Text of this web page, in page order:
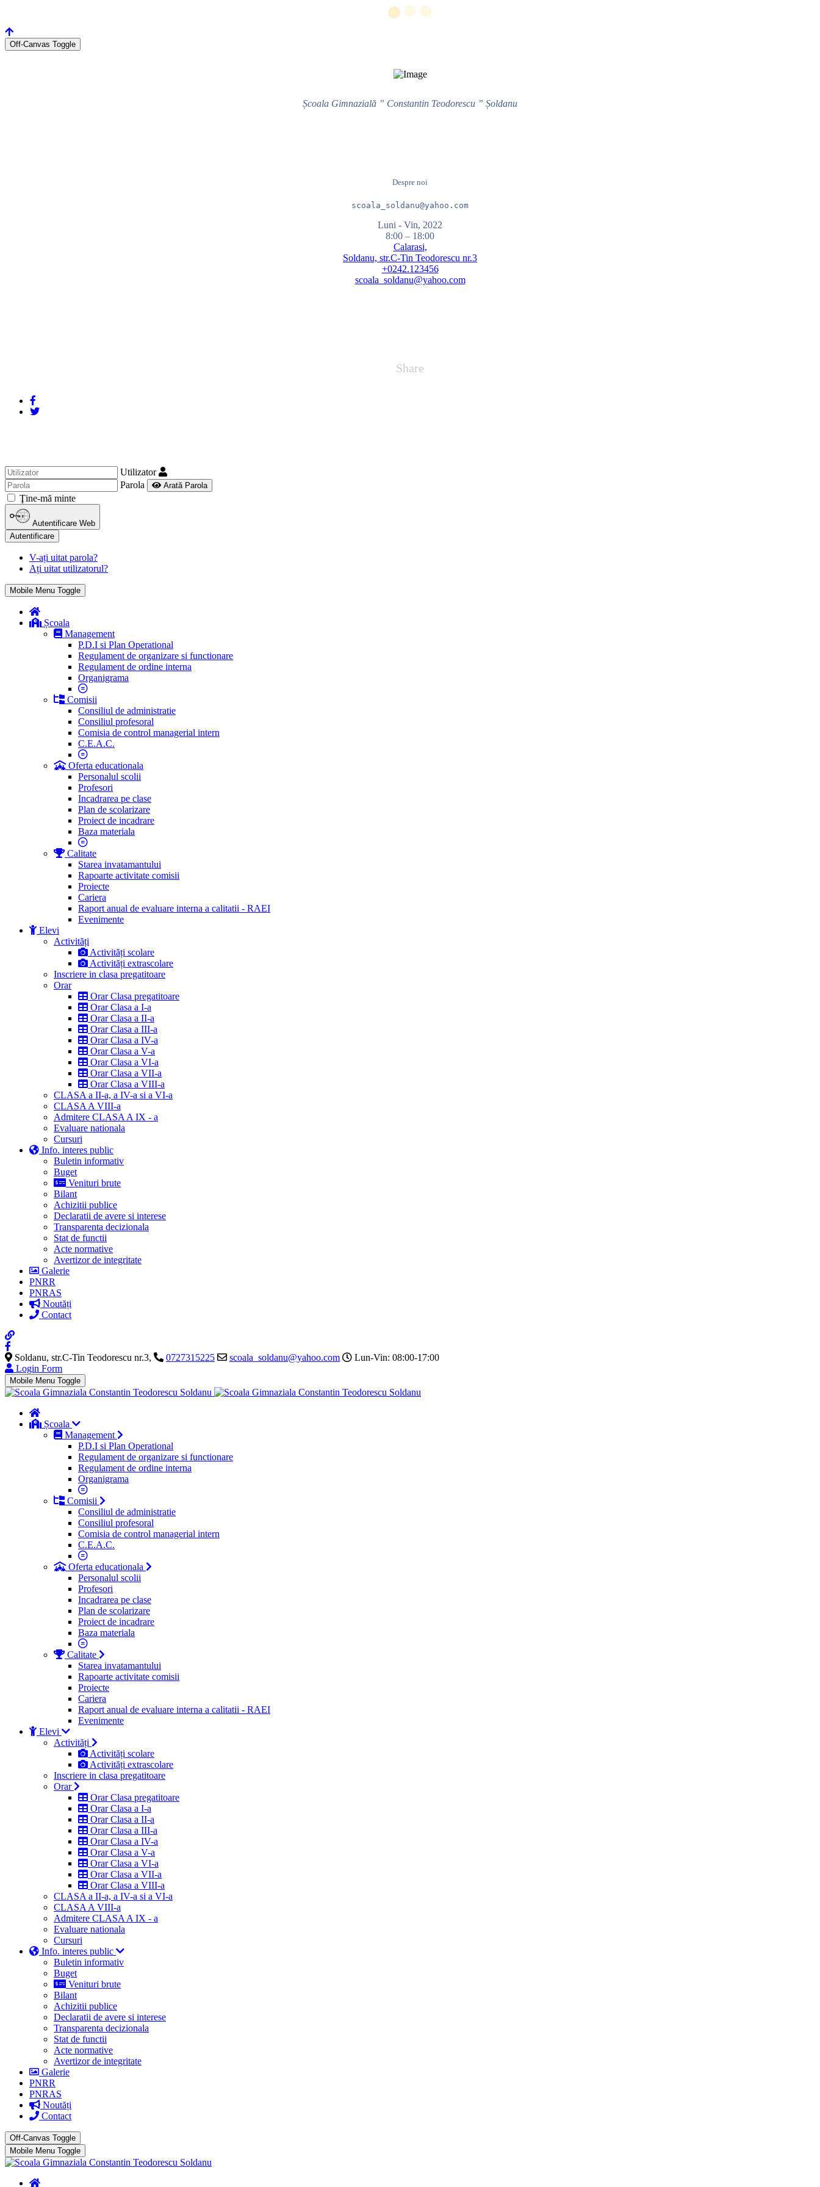
Off-Canvas Toggle
Școala Gimnazială ” Constantin Teodorescu ” Șoldanu
Despre noi
scoala_soldanu@yahoo.com
Luni - Vin, 2022
8:00 – 18:00
Calarasi,
Soldanu, str.C-Tin Teodorescu nr.3
+0242.123456
scoala_soldanu@yahoo.com
Share
Utilizator
Parola
Arată Parola
Ţine-mă minte
Autentificare Web
Autentificare
V-ați uitat parola?
Ați uitat utilizatorul?
Mobile Menu Toggle
Școala
Management
P.D.I si Plan Operational
Regulament de organizare si functionare
Regulament de ordine interna
Organigrama
Comisii
Consiliul de administratie
Consiliul profesoral
Comisia de control managerial intern
C.E.A.C.
Oferta educationala
Personalul scolii
Profesori
Incadrarea pe clase
Plan de scolarizare
Proiect de incadrare
Baza materiala
Calitate
Starea invatamantului
Rapoarte activitate comisii
Proiecte
Cariera
Raport anual de evaluare interna a calitatii - RAEI
Evenimente
Elevi
Activități
Activități scolare
Activități extrascolare
Inscriere in clasa pregatitoare
Orar
Orar Clasa pregatitoare
Orar Clasa a I-a
Orar Clasa a II-a
Orar Clasa a III-a
Orar Clasa a IV-a
Orar Clasa a V-a
Orar Clasa a VI-a
Orar Clasa a VII-a
Orar Clasa a VIII-a
CLASA a II-a, a IV-a si a VI-a
CLASA A VIII-a
Admitere CLASA A IX - a
Evaluare nationala
Cursuri
Info. interes public
Buletin informativ
Buget
Venituri brute
Bilant
Achizitii publice
Declaratii de avere si interese
Transparenta decizionala
Stat de functii
Acte normative
Avertizor de integritate
Galerie
PNRR
PNRAS
Noutăți
Contact
Soldanu, str.C-Tin Teodorescu nr.3, 0727315225 scoala_soldanu@yahoo.com
Lun-Vin: 08:00-17:00
Login Form
Mobile Menu Toggle
Școala
Management
P.D.I si Plan Operational
Regulament de organizare si functionare
Regulament de ordine interna
Organigrama
Comisii
Consiliul de administratie
Consiliul profesoral
Comisia de control managerial intern
C.E.A.C.
Oferta educationala
Personalul scolii
Profesori
Incadrarea pe clase
Plan de scolarizare
Proiect de incadrare
Baza materiala
Calitate
Starea invatamantului
Rapoarte activitate comisii
Proiecte
Cariera
Raport anual de evaluare interna a calitatii - RAEI
Evenimente
Elevi
Activități
Activități scolare
Activități extrascolare
Inscriere in clasa pregatitoare
Orar
Orar Clasa pregatitoare
Orar Clasa a I-a
Orar Clasa a II-a
Orar Clasa a III-a
Orar Clasa a IV-a
Orar Clasa a V-a
Orar Clasa a VI-a
Orar Clasa a VII-a
Orar Clasa a VIII-a
CLASA a II-a, a IV-a si a VI-a
CLASA A VIII-a
Admitere CLASA A IX - a
Evaluare nationala
Cursuri
Info. interes public
Buletin informativ
Buget
Venituri brute
Bilant
Achizitii publice
Declaratii de avere si interese
Transparenta decizionala
Stat de functii
Acte normative
Avertizor de integritate
Galerie
PNRR
PNRAS
Noutăți
Contact
Off-Canvas Toggle
Mobile Menu Toggle